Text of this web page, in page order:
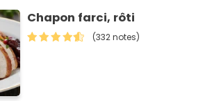
Chapon farci, rôti
(332 notes)